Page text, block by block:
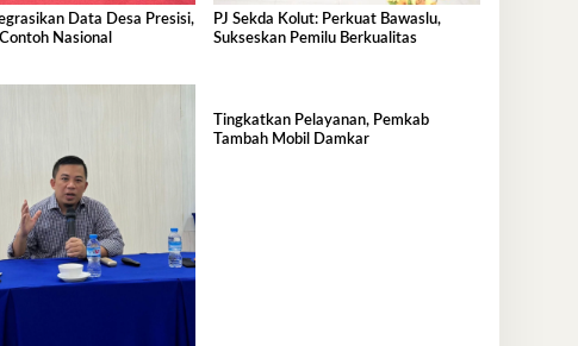
Data Desa Presisi,
Nasional
PJ Sekda Kolut: Perkuat Bawaslu,
Sukseskan Pemilu Berkualitas
Tingkatkan Pelayanan, Pemkab
Tambah Mobil Damkar